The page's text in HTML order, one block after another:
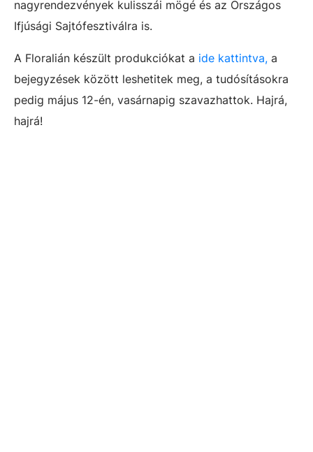
nagyrendezvények kulisszái mögé és az Országos
Ifjúsági Sajtófesztiválra is.
A Floralián készült produkciókat a ide kattintva, a
bejegyzések között leshetitek meg, a tudósításokra
pedig május 12-én, vasárnapig szavazhattok. Hajrá,
hajrá!